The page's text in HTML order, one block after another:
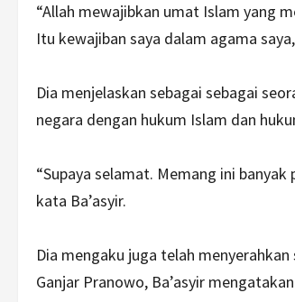
“Allah mewajibkan umat Islam yang
Itu kewajiban saya dalam agama
Dia menjelaskan sebagai sebagai
negara dengan hukum Islam dan
“Supaya selamat. Memang ini
kata Ba’asyir.
Dia mengaku juga telah
Ganjar Pranowo, Ba’asyir